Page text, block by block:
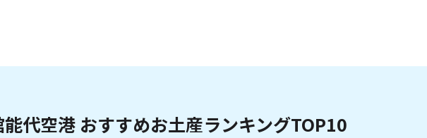
代空港 おすすめお土産ランキングTOP10